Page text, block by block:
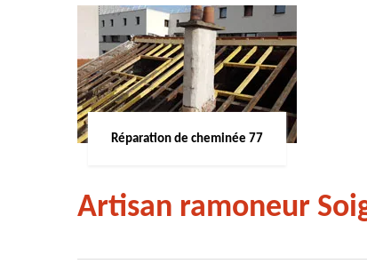
Réparation de cheminée 77
Artisan ramoneur